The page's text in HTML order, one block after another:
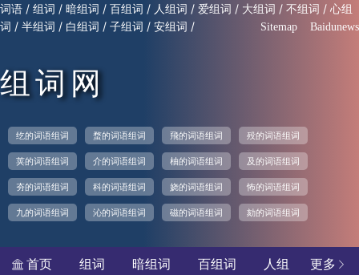
词语 / 组词 / 暗组词 / 百组词 / 人组词 / 爱组词 / 大组词 / 不组词 / 心组
词 / 半组词 / 白组词 / 子组词 / 安组词 / Sitemap Baidunews
组词网
纥的词语组词 蝥的词语组词 飛的词语组词 殁的词语组词
荚的词语组词 介的词语组词 柚的词语组词 及的词语组词
夯的词语组词 科的词语组词 娆的词语组词 怖的词语组词
九的词语组词 沁的词语组词 磁的词语组词 劾的词语组词
更多 
 首页 组词 暗组词 百组词
人组